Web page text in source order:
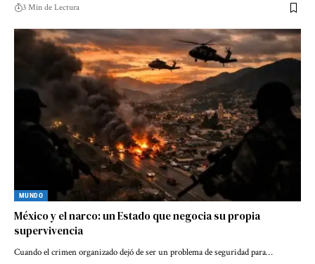
3 Min de Lectura
MUNDO
México y el narco: un Estado que negocia su propia
supervivencia
Cuando el crimen organizado dejó de ser un problema de seguridad para…